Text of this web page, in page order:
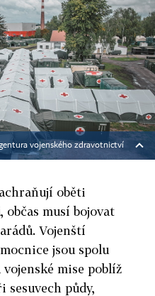
vojenského zdravotnictví
oběti
musí bojovat
Vojenští
jsou spolu
mise poblíž
půdy,